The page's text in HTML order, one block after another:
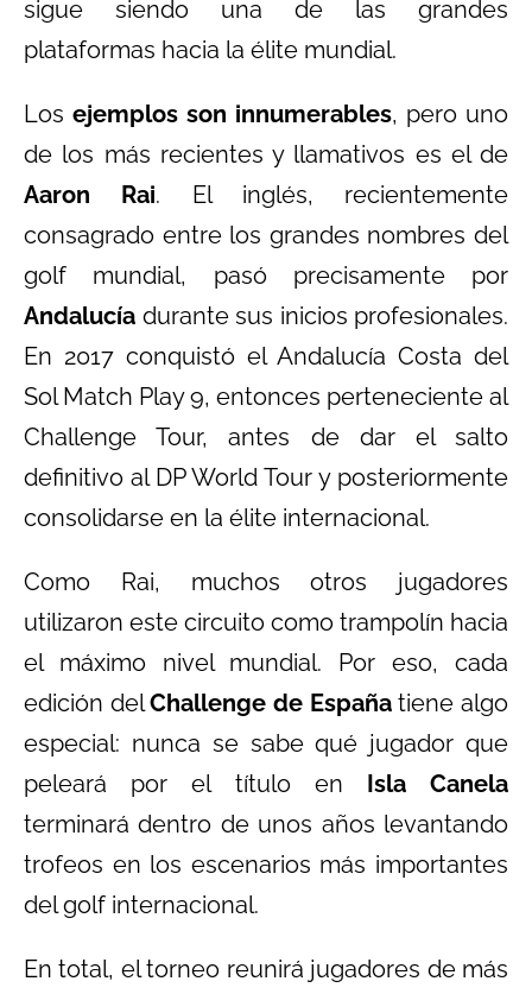
sigue siendo una de las grandes
plataformas hacia la élite mundial.
Los ejemplos son innumerables, pero uno
de los más recientes y llamativos es el de
Aaron Rai. El inglés, recientemente
consagrado entre los grandes nombres del
golf mundial, pasó precisamente por
Andalucía durante sus inicios profesionales.
En 2017 conquistó el Andalucía Costa del
Sol Match Play 9, entonces perteneciente al
Challenge Tour, antes de dar el salto
definitivo al DP World Tour y posteriormente
consolidarse en la élite internacional.
Como Rai, muchos otros jugadores
utilizaron este circuito como trampolín hacia
el máximo nivel mundial. Por eso, cada
edición delChallenge de Españatiene algo
especial: nunca se sabe qué jugador que
peleará por el título en Isla Canela
terminará dentro de unos años levantando
trofeos en los escenarios más importantes
del golf internacional.
En total, el torneo reunirá jugadores de más